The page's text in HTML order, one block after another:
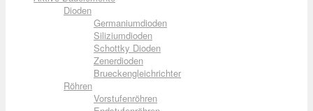
Dioden
Germaniumdioden
Siliziumdioden
Schottky Dioden
Zenerdioden
Brueckengleichrichter
Röhren
Vorstufenröhren